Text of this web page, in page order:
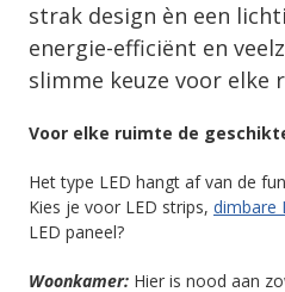
strak design èn een
energie-efficiënt en
slimme keuze voor elke
Voor elke ruimte de
Het type LED hangt af van de
Kies je voor LED strips, dimbare
LED paneel?
Woonkamer: Hier is nood aan